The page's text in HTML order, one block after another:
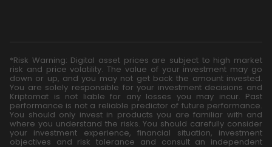
*Risk Warning: Digital asset prices are subject to high market
risk and price volatility. The value of your investment may go
down or up, and you may not get back the amount invested.
You are solely responsible for your investment decisions and
Kriptomat is not liable for any losses you may incur. Past
performance is not a reliable predictor of future performance.
You should only invest in products you are familiar with and
where you understand the risks. You should carefully consider
your investment experience, financial situation, investment
objectives and risk tolerance and consult an independent